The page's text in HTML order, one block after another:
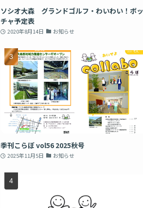
ソシオ大森 グランドゴルフ・わいわい！ボッ
チャ予定表
2020年8月14日 お知らせ
季刊こらぼ vol56 2025秋号
2025年11月5日 お知らせ